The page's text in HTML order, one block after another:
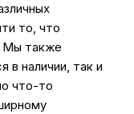
то, что
Мы также
в наличии, так и
что-то